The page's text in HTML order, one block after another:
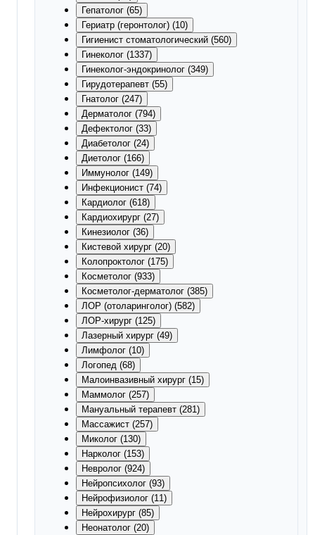
Гепатолог (65)
Гериатр (геронтолог) (10)
Гигиенист стоматологический (560)
Гинеколог (1337)
Гинеколог-эндокринолог (349)
Гирудотерапевт (55)
Гнатолог (247)
Дерматолог (794)
Дефектолог (33)
Диабетолог (24)
Диетолог (166)
Иммунолог (149)
Инфекционист (74)
Кардиолог (618)
Кардиохирург (27)
Кинезиолог (36)
Кистевой хирург (20)
Колопроктолог (175)
Косметолог (933)
Косметолог-дерматолог (385)
ЛОР (отоларинголог) (582)
ЛОР-хирург (125)
Лазерный хирург (49)
Лимфолог (10)
Логопед (68)
Малоинвазивный хирург (15)
Маммолог (257)
Мануальный терапевт (281)
Массажист (257)
Миколог (130)
Нарколог (153)
Невролог (924)
Нейропсихолог (93)
Нейрофизиолог (11)
Нейрохирург (85)
Неонатолог (20)